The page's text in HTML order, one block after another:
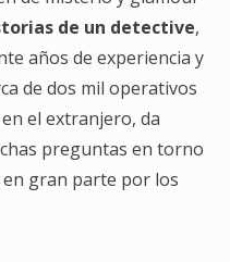
de un detective,
años de experiencia y
de dos mil operativos
el extranjero, da
preguntas en torno
gran parte por los